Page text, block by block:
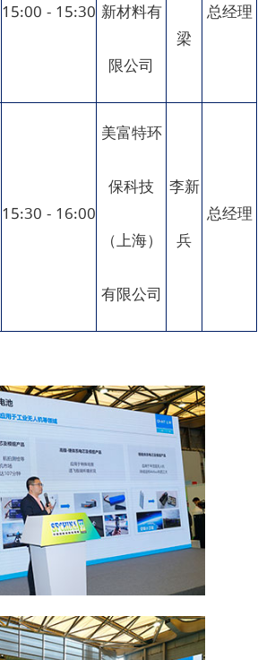
15:00 - 15:30 新材料有
限公司
梁
总经理
15:30 - 16:00
美富特环
保科技
（上海）
有限公司
李新
兵
总经理